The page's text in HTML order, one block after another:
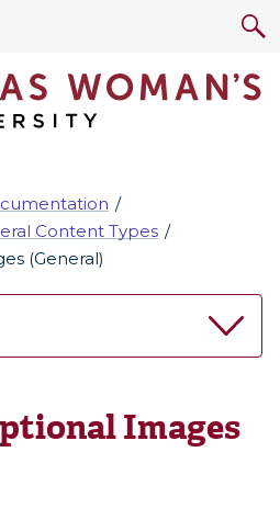
Content Types
(General)
Images